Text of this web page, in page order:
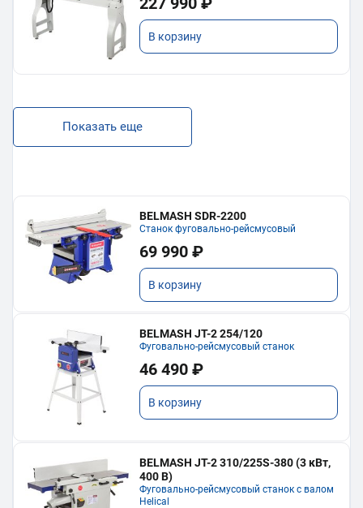
В корзину
Показать еще
BELMASH SDR-2200
Станок фуговально-рейсмусовый
69 990 ₽
В корзину
BELMASH JT-2 254/120
Фуговально-рейсмусовый станок
46 490 ₽
В корзину
BELMASH JT-2 310/225S-380 (3 кВт,
400 В)
Фуговально-рейсмусовый станок с валом
Helical